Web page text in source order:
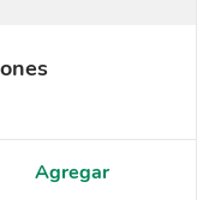
Agregar